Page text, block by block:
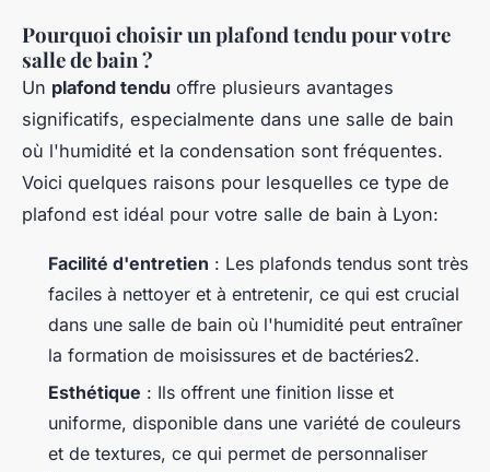
Pourquoi choisir un plafond tendu pour votre
salle de bain ?
Un plafond tendu offre plusieurs avantages
significatifs, especialmente dans une salle de bain
où l'humidité et la condensation sont fréquentes.
Voici quelques raisons pour lesquelles ce type de
plafond est idéal pour votre salle de bain à Lyon:
Facilité d'entretien : Les plafonds tendus sont très
faciles à nettoyer et à entretenir, ce qui est crucial
dans une salle de bain où l'humidité peut entraîner
la formation de moisissures et de bactéries2.
Esthétique : Ils offrent une finition lisse et
uniforme, disponible dans une variété de couleurs
et de textures, ce qui permet de personnaliser